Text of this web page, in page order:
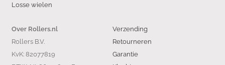
Losse wielen
Verzending
Retourneren
Garantie
Over Rollers.nl
Rollers B.V.
KvK: 82077819